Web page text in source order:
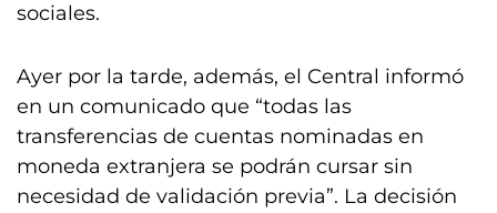
sociales.
Ayer por la tarde, además, el Central informó
en un comunicado que “todas las
transferencias de cuentas nominadas en
moneda extranjera se podrán cursar sin
necesidad de validación previa”. La decisión